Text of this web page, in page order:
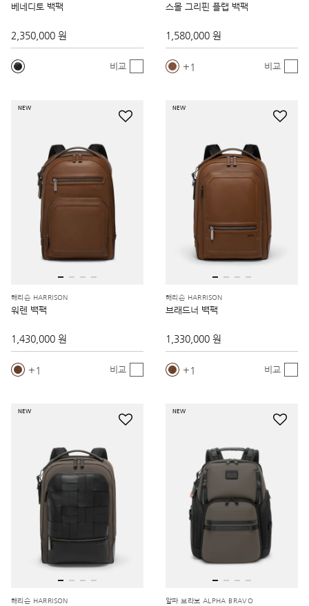
베네디토 백팩
2,350,000 원
비교
스몰 그리핀 플랩 백팩
1,580,000 원
1 비교
NEW
해리슨 HARRISON
워렌 백팩
1,430,000 원
1 비교
NEW
해리슨 HARRISON
브래드너 백팩
1,330,000 원
1 비교
NEW
해리슨 HARRISON
NEW
알파 브라보 ALPHA BRAVO